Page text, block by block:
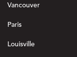
Vancouver
Paris
Louisville